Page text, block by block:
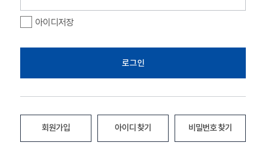
아이디저장
로그인
회원가입 아이디 찾기 비밀번호 찾기